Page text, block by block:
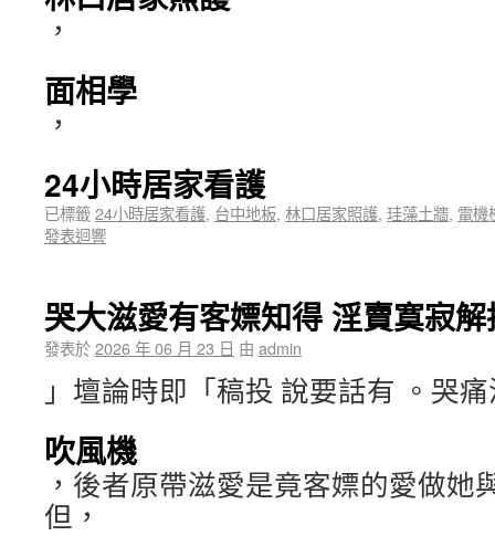
，
面相學
，
24小時居家看護
已標籤24小時居家看護, 台中地板, 林口居家照護, 珪藻土牆, 電機
發表迴響
哭大滋愛有客嫖知得 淫賣寞寂
發表於2026 年 06 月 23 日 由 admin
」壇論時即「稿投 說要話有 。哭
吹風機
，後者原帶滋愛是竟客嫖的愛做她
但，